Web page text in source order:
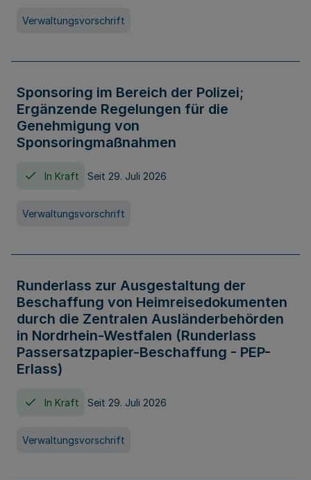
Verwaltungsvorschrift
Sponsoring im Bereich der Polizei;
Ergänzende Regelungen für die
Genehmigung von
Sponsoringmaßnahmen
In Kraft Seit 29. Juli 2026
Verwaltungsvorschrift
Runderlass zur Ausgestaltung der
Beschaffung von Heimreisedokumenten
durch die Zentralen Ausländerbehörden
in Nordrhein-Westfalen (Runderlass
Passersatzpapier-Beschaffung - PEP-
Erlass)
In Kraft Seit 29. Juli 2026
Verwaltungsvorschrift